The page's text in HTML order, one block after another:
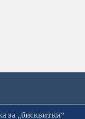
за „бисквитки“